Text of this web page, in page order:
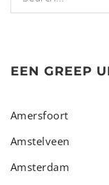
EEN GREEP
Amersfoort
Amstelveen
Amsterdam